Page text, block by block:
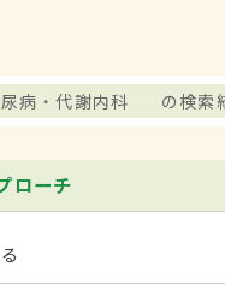
病・代謝内科 の検索
ローチ